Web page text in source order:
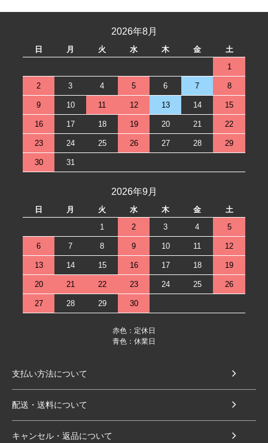
2026年8月
日 月 火 水 木 金
土
1
2 3 4 5 6 7 8
9 10 11 12 13 14 15
16 17 18 19 20 21 22
23 24 25 26 27 28 29
30 31
2026年9月
日 月 火 水 木 金
土
1
2 3 4 5
6 7 8 9 10 11 12
13 14 15 16 17 18 19
20 21 22 23 24 25 26
27 28 29 30
赤色：定休日
青色：休業日
支払い方法について
配送・送料について
キャンセル・返品について